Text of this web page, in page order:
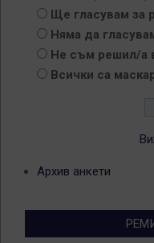
Ще гласувам за
Няма да
Не съм решил/а
Всички са
Архив анкети